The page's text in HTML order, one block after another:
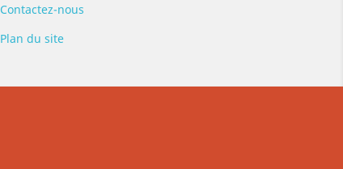
Contactez-nous
Plan du site